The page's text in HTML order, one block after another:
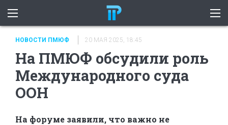
НОВОСТИ ПМЮФ 20 МАЯ 2025, 18:45
На ПМЮФ обсудили роль
Международного суда
ООН
На форуме заявили, что важно не